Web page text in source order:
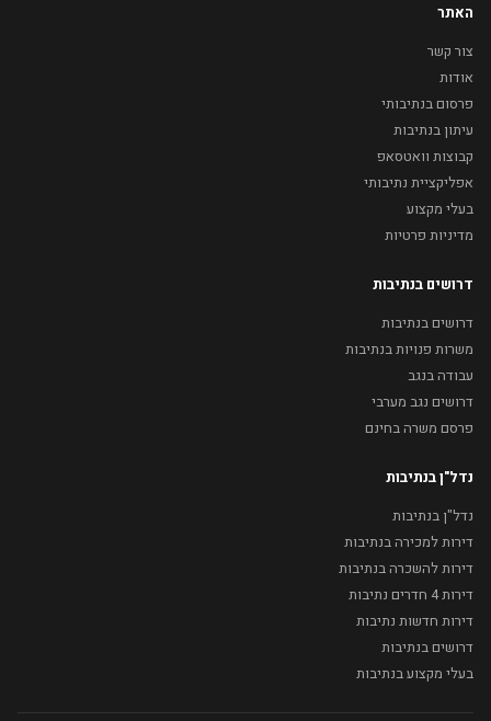
האתר
צור קשר
אודות
פרסום בנתיבותי
עיתון בנתיבות
קבוצות וואטסאפ
אפליקציית נתיבותי
בעלי מקצוע
מדיניות פרטיות
דרושים בנתיבות
דרושים בנתיבות
משרות פנויות בנתיבות
עבודה בנגב
דרושים נגב מערבי
פרסם משרה בחינם
נדל"ן בנתיבות
נדל"ן בנתיבות
דירות למכירה בנתיבות
דירות להשכרה בנתיבות
דירות 4 חדרים נתיבות
דירות חדשות נתיבות
דרושים בנתיבות
בעלי מקצוע בנתיבות